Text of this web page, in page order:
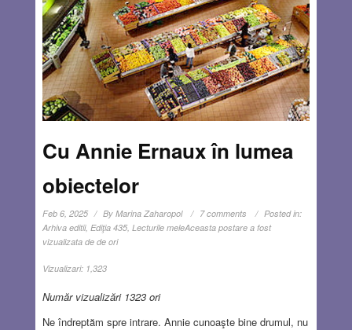
Cu Annie Ernaux în lumea
obiectelor
Feb 6, 2025 By Marina Zaharopol 7 comments
Posted in:
Arhiva editii, Ediţia 435, Lecturile meleAceasta postare a fost
vizualizata de de ori
Vizualizari: 1,323
Număr vizualizări 1323 ori
Ne îndreptăm spre intrare. Annie cunoaşte bine drumul, nu